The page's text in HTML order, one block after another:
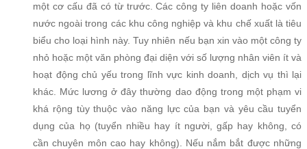
một cơ cấu đã có từ trước. Các công ty liên doanh hoặc vốn
nước ngoài trong các khu công nghiệp và khu chế xuất là tiêu
biểu cho loại hình này. Tuy nhiên nếu bạn xin vào một công ty
nhỏ hoặc một văn phòng đại diện với số lượng nhân viên ít và
hoạt động chủ yếu trong lĩnh vực kinh doanh, dịch vụ thì lại
khác. Mức lương ở đây thường dao động trong một phạm vi
khá rộng tùy thuộc vào năng lực của bạn và yêu cầu tuyển
dụng của họ (tuyển nhiều hay ít người, gấp hay không, có
cần chuyên môn cao hay không). Nếu nắm bắt được những